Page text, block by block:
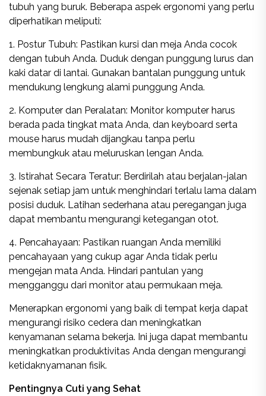
tubuh yang buruk. Beberapa aspek ergonomi yang perlu
diperhatikan meliputi:
1. Postur Tubuh: Pastikan kursi dan meja Anda cocok
dengan tubuh Anda. Duduk dengan punggung lurus dan
kaki datar di lantai. Gunakan bantalan punggung untuk
mendukung lengkung alami punggung Anda.
2. Komputer dan Peralatan: Monitor komputer harus
berada pada tingkat mata Anda, dan keyboard serta
mouse harus mudah dijangkau tanpa perlu
membungkuk atau meluruskan lengan Anda.
3. Istirahat Secara Teratur: Berdirilah atau berjalan-jalan
sejenak setiap jam untuk menghindari terlalu lama dalam
posisi duduk. Latihan sederhana atau peregangan juga
dapat membantu mengurangi ketegangan otot.
4. Pencahayaan: Pastikan ruangan Anda memiliki
pencahayaan yang cukup agar Anda tidak perlu
mengejan mata Anda. Hindari pantulan yang
mengganggu dari monitor atau permukaan meja.
Menerapkan ergonomi yang baik di tempat kerja dapat
mengurangi risiko cedera dan meningkatkan
kenyamanan selama bekerja. Ini juga dapat membantu
meningkatkan produktivitas Anda dengan mengurangi
ketidaknyamanan fisik.
Pentingnya Cuti yang Sehat